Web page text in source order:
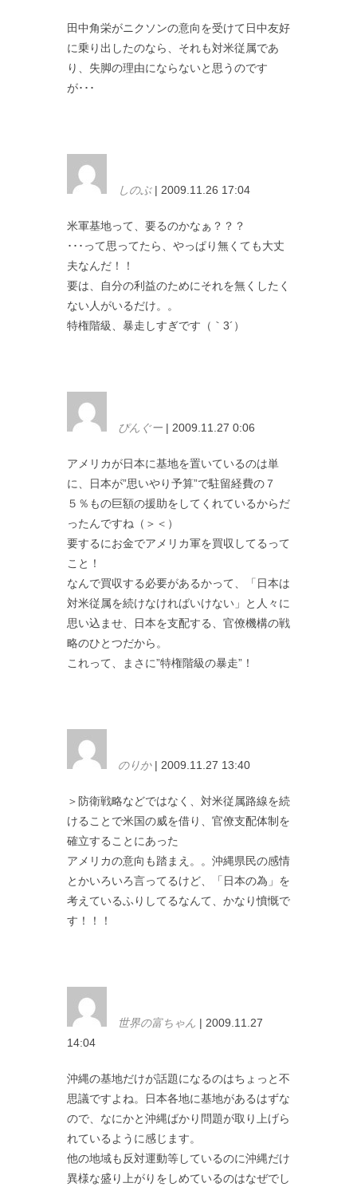
田中角栄がニクソンの意向を受けて日中友好
に乗り出したのなら、それも対米従属であ
り、失脚の理由にならないと思うのです
が･･･
しのぶ| 2009.11.26 17:04
米軍基地って、要るのかなぁ？？？
･･･って思ってたら、やっぱり無くても大丈
夫なんだ！！
要は、自分の利益のためにそれを無くしたく
ない人がいるだけ。。
特権階級、暴走しすぎです（｀3´）
ぴんぐー | 2009.11.27 0:06
アメリカが日本に基地を置いているのは単
に、日本が”思いやり予算”で駐留経費の７
５％もの巨額の援助をしてくれているからだ
ったんですね（＞＜）
要するにお金でアメリカ軍を買収してるって
こと！
なんで買収する必要があるかって、「日本は
対米従属を続けなければいけない」と人々に
思い込ませ、日本を支配する、官僚機構の戦
略のひとつだから。
これって、まさに”特権階級の暴走”！
のりか| 2009.11.27 13:40
＞防衛戦略などではなく、対米従属路線を続
けることで米国の威を借り、官僚支配体制を
確立することにあった
アメリカの意向も踏まえ。。沖縄県民の感情
とかいろいろ言ってるけど、「日本の為」を
考えているふりしてるなんて、かなり憤慨で
す！！！
世界の富ちゃん | 2009.11.27
14:04
沖縄の基地だけが話題になるのはちょっと不
思議ですよね。日本各地に基地があるはずな
ので、なにかと沖縄ばかり問題が取り上げら
れているように感じます。
他の地域も反対運動等しているのに沖縄だけ
異様な盛り上がりをしめているのはなぜでし